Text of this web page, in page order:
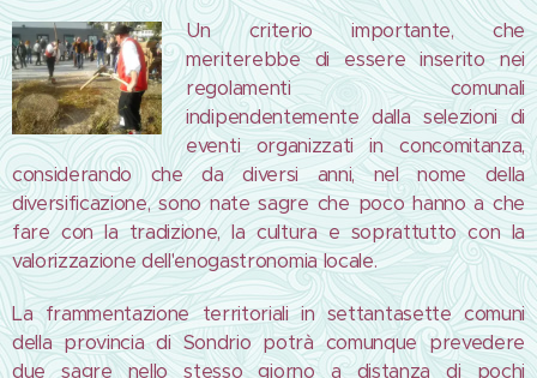
Un criterio importante, che
meriterebbe di essere inserito nei
regolamenti comunali
indipendentemente dalla selezioni di
eventi organizzati in concomitanza,
considerando che da diversi anni, nel nome della
diversificazione, sono nate sagre che poco hanno a che
fare con la tradizione, la cultura e soprattutto con la
valorizzazione dell'enogastronomia locale.
La frammentazione territoriali in settantasette comuni
della provincia di Sondrio potrà comunque prevedere
due sagre nello stesso giorno a distanza di pochi